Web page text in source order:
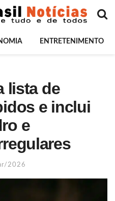
ENTRETENIMENTO
lista de
e inclui
e
2026